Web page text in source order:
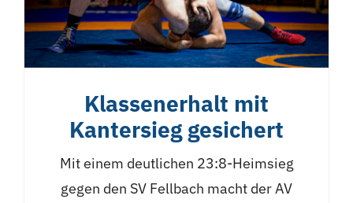
Klassenerhalt mit
Kantersieg gesichert
Mit einem deutlichen 23:8-Heimsieg
gegen den SV Fellbach macht der AV